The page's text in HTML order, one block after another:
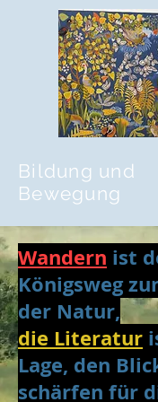
Bildung und
Bewegung
Wandern ist
Königsweg
der Natur,
die Literatur
Lage, den
schärfen für